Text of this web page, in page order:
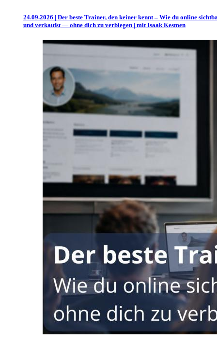
24.09.2026 | Der beste Trainer, den keiner kennt – Wie du online
und verkaufst — ohne dich zu verbiegen | mit Isaak Kesmen